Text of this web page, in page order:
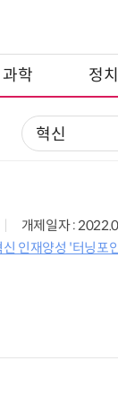
과학 정
개제일자 :
인재양성 '터닝포